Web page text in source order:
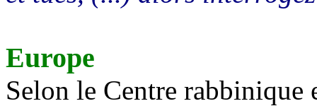
Europe
Selon le Centre rabbinique